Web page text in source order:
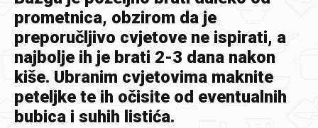
prometnica, obzirom da je
preporučljivo cvjetove ne ispirati, a
najbolje ih je brati 2-3 dana nakon
kiše. Ubranim cvjetovima maknite
peteljke te ih očisite od eventualnih
bubica i suhih listića.